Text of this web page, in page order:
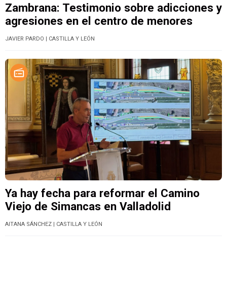
Zambrana: Testimonio sobre adicciones y
agresiones en el centro de menores
JAVIER PARDO | CASTILLA Y LEÓN
Ya hay fecha para reformar el Camino
Viejo de Simancas en Valladolid
AITANA SÁNCHEZ | CASTILLA Y LEÓN